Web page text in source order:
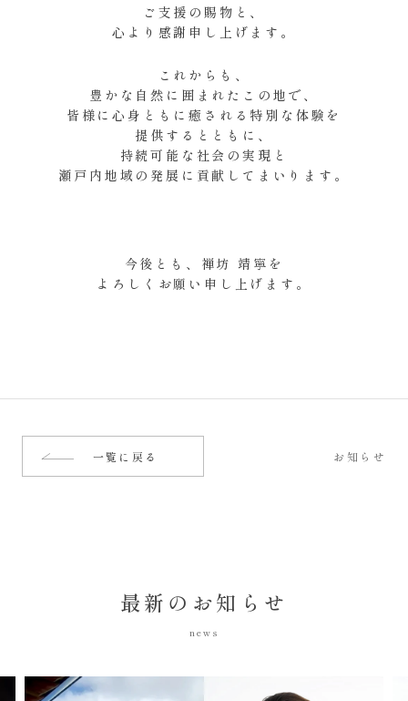
ご支援の賜物と、
心より感謝申し上げます。
これからも、
豊かな自然に囲まれたこの地で、
皆様に心身ともに癒される特別な体験を
提供するとともに、
持続可能な社会の実現と
瀬戸内地域の発展に貢献してまいります。
今後とも、禅坊 靖寧を
よろしくお願い申し上げます。
一覧に戻る お知らせ
最新のお知らせ
news